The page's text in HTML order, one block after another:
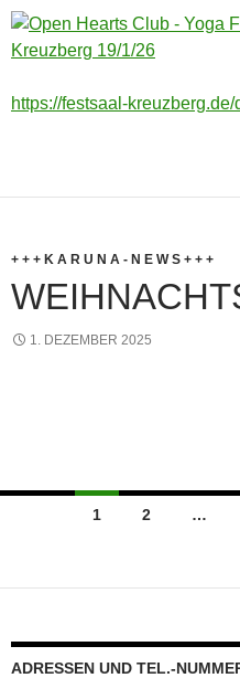
https://festsaal-
+ + + K A R U N A - N E W S + + +
1. DEZEMBER 2025
1 2 …
ADRESSEN UND TEL.-